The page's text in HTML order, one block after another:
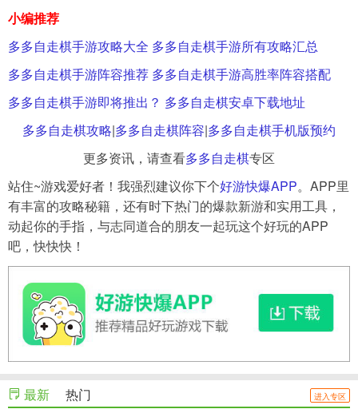
小编推荐
多多自走棋手游攻略大全 多多自走棋手游所有攻略汇总
多多自走棋手游阵容推荐 多多自走棋手游高胜率阵容搭配
多多自走棋手游即将推出？ 多多自走棋安卓下载地址
多多自走棋攻略|多多自走棋阵容|多多自走棋手机版预约
更多资讯，请查看多多自走棋专区
站住~游戏爱好者！我强烈建议你下个好游快爆APP。APP里
有丰富的攻略秘籍，还有时下热门的爆款新游和实用工具，
动起你的手指，与志同道合的朋友一起玩这个好玩的APP
吧，快快快！
最新 热门 进入专区